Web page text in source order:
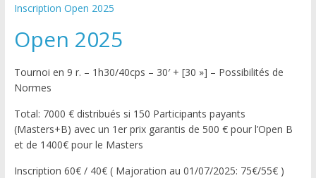
Inscription Open 2025
Open 2025
Tournoi en 9 r. – 1h30/40cps – 30′ + [30 »] – Possibilités de
Normes
Total: 7000 € distribués si 150 Participants payants
(Masters+B) avec un 1er prix garantis de 500 € pour l’Open B
et de 1400€ pour le Masters
Inscription 60€ / 40€ ( Majoration au 01/07/2025: 75€/55€ )